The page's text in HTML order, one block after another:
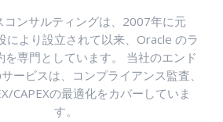
コンサルティングは、2007年に元
により設立されて以来、Oracle のラ
を専門としています。 当社のエンド
ービスは、コンプライアンス監査、
CAPEXの最適化をカバーしていま
す。